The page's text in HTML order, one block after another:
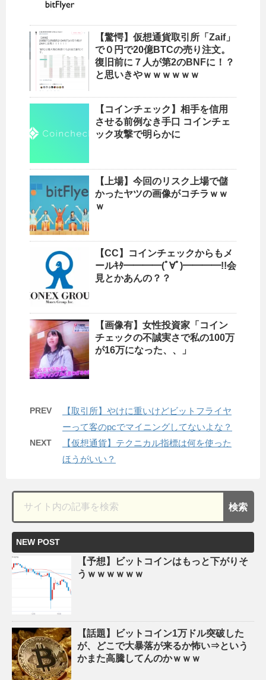
【驚愕】仮想通貨取引所「Zaif」
で０円で20億BTCの売り注文。
復旧前に７人が第2のBNFに！？
と思いきやｗｗｗｗｗｗ
【コインチェック】相手を信用
させる前例なき手口 コインチェ
ック攻撃で明らかに
【上場】今回のリスク上場で儲
かったヤツの画像がコチラｗｗ
ｗ
【CC】コインチェックからもメ
ールｷﾀ━━━━(ﾟ∀ﾟ)━━━━!!会
見とかあんの？？
【画像有】女性投資家「コイン
チェックの不誠実さで私の100万
が16万になった、、」
PREV
【取引所】やけに重いけどビットフライヤ
ーって客のpcでマイニングしてないよな？
NEXT
【仮想通貨】テクニカル指標は何を使った
ほうがいい？
NEW POST
【予想】ビットコインはもっと下がりそ
うｗｗｗｗｗｗ
【話題】ビットコイン1万ドル突破した
が、どこで大暴落が来るか怖い⇒という
かまた高騰してんのかｗｗｗ